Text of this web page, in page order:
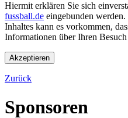
Hiermit erklären Sie sich
fussball.de eingebunden
Inhaltes kann es vorkommen,
Informationen über Ihren
Zurück
Sponsoren